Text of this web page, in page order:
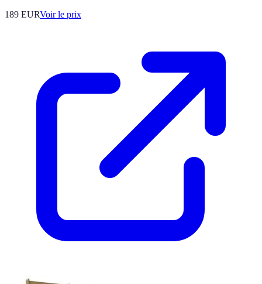
189 EURVoir le prix